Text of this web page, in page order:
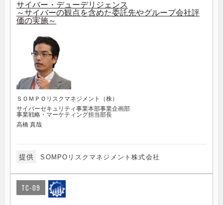
サイバー・デューデリジェンス
～サイバーの観点を含めた委託先やグループ会社評
価の実施～
ＳＯＭＰＯリスクマネジメント（株）
サイバーセキュリティ事業本部事業企画部
事業戦略・マーケティング担当部長
高橋 真哉
提供 SOMPOリスクマネジメント株式会社
TC-09